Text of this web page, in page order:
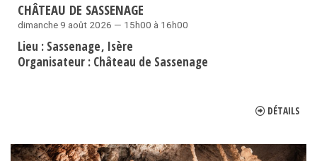
CHÂTEAU DE SASSENAGE
dimanche 9 août 2026 — 15h00 à 16h00
Lieu : Sassenage Isère
Organisateur : Château de Sassenage
DÉTAILS